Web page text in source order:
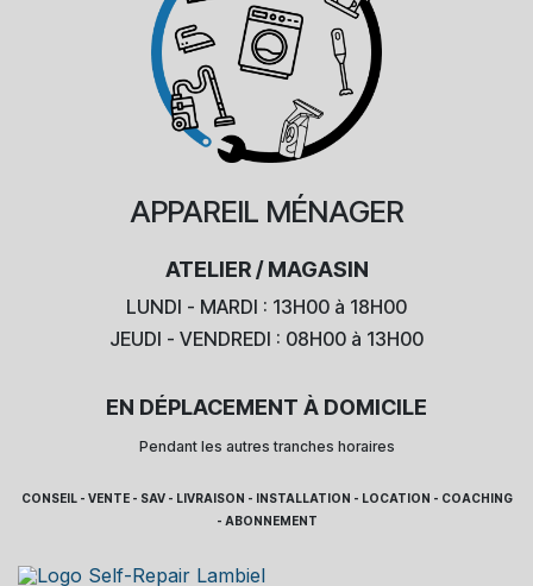
APPAREIL MÉNAGER
ATELIER / MAGASIN
LUNDI - MARDI : 13H00 à 18H00
JEUDI - VENDREDI : 08H00 à 13H00
EN DÉPLACEMENT À DOMICILE
Pendant les autres tranches horaires
CONSEIL - VENTE - SAV - LIVRAISON - INSTALLATION - LOCATION - COACHING
- ABONNEMENT